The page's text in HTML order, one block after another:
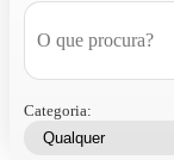
Categoria: